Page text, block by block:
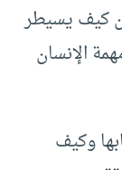
كيف يسيطر
الإنسان
وكيف